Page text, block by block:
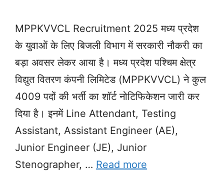
MPPKVVCL Recruitment 2025 मध्य प्रदेश
के युवाओं के लिए बिजली विभाग में सरकारी नौकरी का
बड़ा अवसर लेकर आया है। मध्य प्रदेश पश्चिम क्षेत्र
विद्युत वितरण कंपनी लिमिटेड (MPPKVVCL) ने कुल
4009 पदों की भर्ती का शॉर्ट नोटिफिकेशन जारी कर
दिया है। इनमें Line Attendant, Testing
Assistant, Assistant Engineer (AE),
Junior Engineer (JE), Junior
Stenographer, … Read more